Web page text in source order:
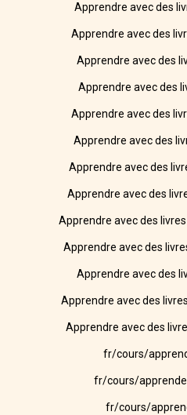
Apprendre avec des
Apprendre avec des
Apprendre avec des
Apprendre avec des
Apprendre avec des
Apprendre avec des
Apprendre avec des
Apprendre avec des
Apprendre avec des
Apprendre avec des
Apprendre avec des
Apprendre avec des
Apprendre avec des
fr/cours/
fr/cours/
fr/cours/